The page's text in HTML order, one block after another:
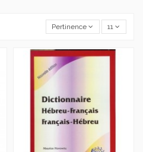
Pertinence 11